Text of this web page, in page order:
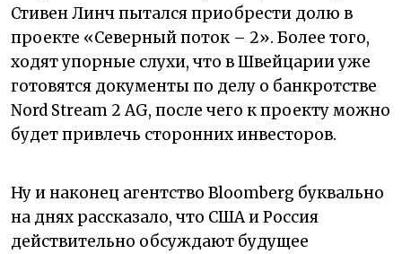
Стивен Линч пытался приобрести долю в
проекте «Северный поток – 2». Более того,
ходят упорные слухи, что в Швейцарии уже
готовятся документы по делу о банкротстве
Nord Stream 2 AG, после чего к проекту можно
будет привлечь сторонних инвесторов.
Ну и наконец агентство Bloomberg буквально
на днях рассказало, что США и Россия
действительно обсуждают будущее